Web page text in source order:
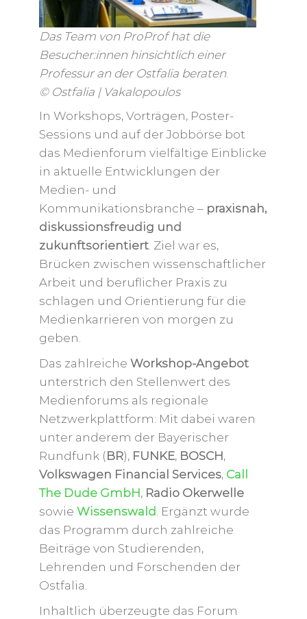
Das Team von ProProf hat die
Besucher:innen hinsichtlich einer
Professur an der Ostfalia beraten.
© Ostfalia | Vakalopoulos
In Workshops, Vorträgen, Poster-
Sessions und auf der Jobbörse bot
das Medienforum vielfältige Einblicke
in aktuelle Entwicklungen der
Medien- und
Kommunikationsbranche – praxisnah,
diskussionsfreudig und
zukunftsorientiert. Ziel war es,
Brücken zwischen wissenschaftlicher
Arbeit und beruflicher Praxis zu
schlagen und Orientierung für die
Medienkarrieren von morgen zu
geben.
Das zahlreiche Workshop-Angebot
unterstrich den Stellenwert des
Medienforums als regionale
Netzwerkplattform: Mit dabei waren
unter anderem der Bayerischer
Rundfunk (BR), FUNKE, BOSCH,
Volkswagen Financial Services, Call
The Dude GmbH, Radio Okerwelle
sowie Wissenswald. Ergänzt wurde
das Programm durch zahlreiche
Beiträge von Studierenden,
Lehrenden und Forschenden der
Ostfalia.
Inhaltlich überzeugte das Forum